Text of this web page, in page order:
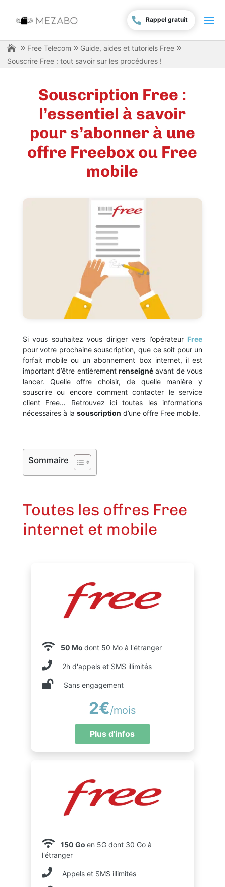
Rappel gratuit
Free Telecom
Guide, aides et tutoriels Free
Souscrire Free : tout savoir sur les procédures !
Souscription Free :
l’essentiel à savoir
pour s’abonner à une
offre Freebox ou Free
mobile
Si vous souhaitez vous diriger vers l’opérateur Free
pour votre prochaine souscription, que ce soit pour un
forfait mobile ou un abonnement box internet, il est
important d’être entièrement renseigné avant de vous
lancer. Quelle offre choisir, de quelle manière y
souscrire ou encore comment contacter le service
client Free… Retrouvez ici toutes les informations
nécessaires à la souscription d’une offre Free mobile.
Sommaire
Toutes les offres Free
internet et mobile
50 Mo dont 50 Mo à l'étranger
2h d'appels et SMS illimités
Sans engagement
2€/mois
Plus d'infos
150 Go en 5G dont 30 Go à
l'étranger
Appels et SMS illimités